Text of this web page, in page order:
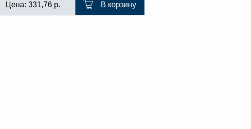
Цена: 331,76 р. В корзину